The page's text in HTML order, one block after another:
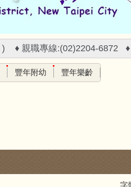
) ♦ 親職專線:(02)2204-6872 ♦
豐年附幼 豐年樂齡
字